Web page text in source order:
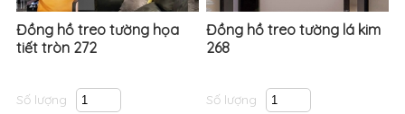
Đồng hồ treo tường họa
tiết tròn 272
Số lượng
Đồng hồ treo tường lá kim
268
Số lượng